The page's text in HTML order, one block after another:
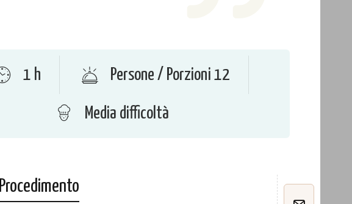
1 h Persone / Porzioni 12
Media difficoltà
Procedimento